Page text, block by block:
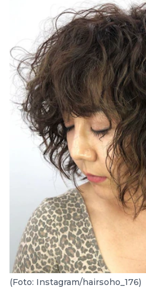
(Foto: Instagram/hairsoho_176)